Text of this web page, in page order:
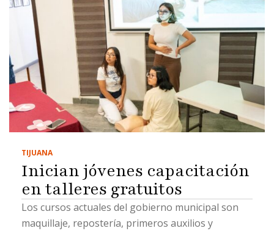
TIJUANA
Inician jóvenes capacitación
en talleres gratuitos
Los cursos actuales del gobierno municipal son
maquillaje, repostería, primeros auxilios y